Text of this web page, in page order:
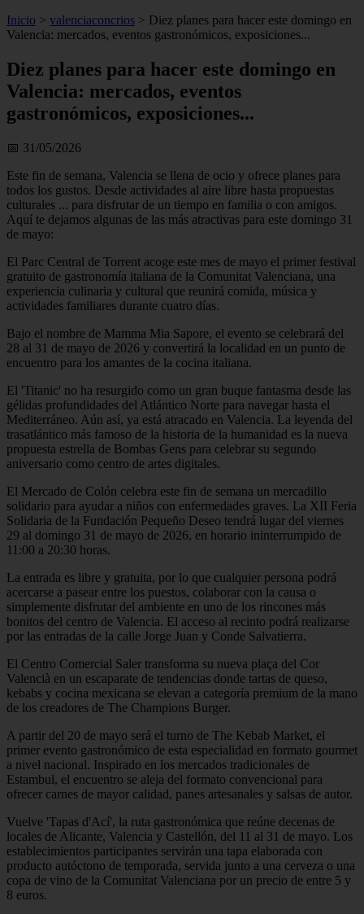
Inicio > valenciaconcrios > Diez planes para hacer este domingo en
Valencia: mercados, eventos gastronómicos, exposiciones...
Diez planes para hacer este domingo en
Valencia: mercados, eventos
gastronómicos, exposiciones...
📅 31/05/2026
Este fin de semana, Valencia se llena de ocio y ofrece planes para
todos los gustos. Desde actividades al aire libre hasta propuestas
culturales ... para disfrutar de un tiempo en familia o con amigos.
Aquí te dejamos algunas de las más atractivas para este domingo 31
de mayo:
El Parc Central de Torrent acoge este mes de mayo el primer festival
gratuito de gastronomía italiana de la Comunitat Valenciana, una
experiencia culinaria y cultural que reunirá comida, música y
actividades familiares durante cuatro días.
Bajo el nombre de Mamma Mia Sapore, el evento se celebrará del
28 al 31 de mayo de 2026 y convertirá la localidad en un punto de
encuentro para los amantes de la cocina italiana.
El 'Titanic' no ha resurgido como un gran buque fantasma desde las
gélidas profundidades del Atlántico Norte para navegar hasta el
Mediterráneo. Aún así, ya está atracado en Valencia. La leyenda del
trasatlántico más famoso de la historia de la humanidad es la nueva
propuesta estrella de Bombas Gens para celebrar su segundo
aniversario como centro de artes digitales.
El Mercado de Colón celebra este fin de semana un mercadillo
solidario para ayudar a niños con enfermedades graves. La XII Feria
Solidaria de la Fundación Pequeño Deseo tendrá lugar del viernes
29 al domingo 31 de mayo de 2026, en horario ininterrumpido de
11:00 a 20:30 horas.
La entrada es libre y gratuita, por lo que cualquier persona podrá
acercarse a pasear entre los puestos, colaborar con la causa o
simplemente disfrutar del ambiente en uno de los rincones más
bonitos del centro de Valencia. El acceso al recinto podrá realizarse
por las entradas de la calle Jorge Juan y Conde Salvatierra.
El Centro Comercial Saler transforma su nueva plaça del Cor
Valencià en un escaparate de tendencias donde tartas de queso,
kebabs y cocina mexicana se elevan a categoría premium de la mano
de los creadores de The Champions Burger.
A partir del 20 de mayo será el turno de The Kebab Market, el
primer evento gastronómico de esta especialidad en formato gourmet
a nivel nacional. Inspirado en los mercados tradicionales de
Estambul, el encuentro se aleja del formato convencional para
ofrecer carnes de mayor calidad, panes artesanales y salsas de autor.
Vuelve 'Tapas d'Ací', la ruta gastronómica que reúne decenas de
locales de Alicante, Valencia y Castellón, del 11 al 31 de mayo. Los
establecimientos participantes servirán una tapa elaborada con
producto autóctono de temporada, servida junto a una cerveza o una
copa de vino de la Comunitat Valenciana por un precio de entre 5 y
8 euros.